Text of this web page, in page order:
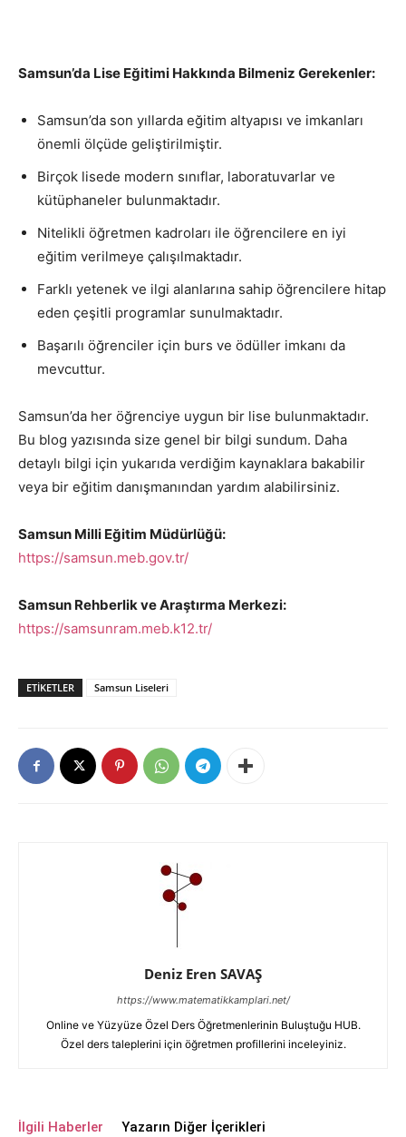
Samsun’da Lise Eğitimi Hakkında Bilmeniz Gerekenler:
Samsun’da son yıllarda eğitim altyapısı ve imkanları
önemli ölçüde geliştirilmiştir.
Birçok lisede modern sınıflar, laboratuvarlar ve
kütüphaneler bulunmaktadır.
Nitelikli öğretmen kadroları ile öğrencilere en iyi
eğitim verilmeye çalışılmaktadır.
Farklı yetenek ve ilgi alanlarına sahip öğrencilere hitap
eden çeşitli programlar sunulmaktadır.
Başarılı öğrenciler için burs ve ödüller imkanı da
mevcuttur.
Samsun’da her öğrenciye uygun bir lise bulunmaktadır.
Bu blog yazısında size genel bir bilgi sundum. Daha
detaylı bilgi için yukarıda verdiğim kaynaklara bakabilir
veya bir eğitim danışmanından yardım alabilirsiniz.
Samsun Milli Eğitim Müdürlüğü:
https://samsun.meb.gov.tr/
Samsun Rehberlik ve Araştırma Merkezi:
https://samsunram.meb.k12.tr/
ETIKETLER Samsun Liseleri
Deniz Eren SAVAŞ
https://www.matematikkamplari.net/
Online ve Yüzyüze Özel Ders Öğretmenlerinin Buluştuğu HUB.
Özel ders taleplerini için öğretmen profillerini inceleyiniz.
İlgili Haberler Yazarın Diğer İçerikleri